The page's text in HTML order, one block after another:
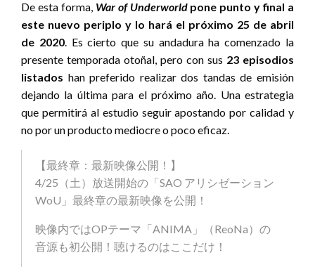
De esta forma, War of Underworldpone punto y final a
este nuevo periplo y lo hará el próximo 25 de abril
de 2020. Es cierto que su andadura ha comenzado la
presente temporada otoñal, pero con sus 23 episodios
listados han preferido realizar dos tandas de emisión
dejando la última para el próximo año. Una estrategia
que permitirá al estudio seguir apostando por calidad y
no por un producto mediocre o poco eficaz.
【最終章：最新映像公開！】
4/25（土）放送開始の「SAO アリシゼーション
WoU」最終章の最新映像を公開！
映像内ではOPテーマ「ANIMA」（ReoNa）の
音源も初公開！聴けるのはここだけ！